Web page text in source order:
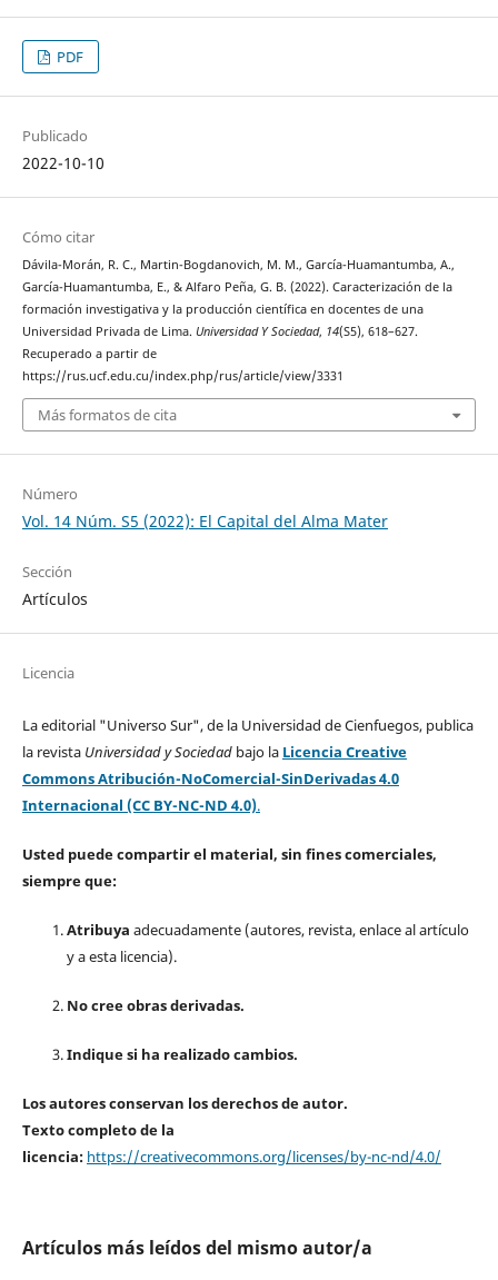
PDF
Publicado
2022-10-10
Cómo citar
Dávila-Morán, R. C., Martin-Bogdanovich, M. M., García-Huamantumba, A.,
García-Huamantumba, E., & Alfaro Peña, G. B. (2022). Caracterización de la
formación investigativa y la producción científica en docentes de una
Universidad Privada de Lima. Universidad Y Sociedad, 14(S5), 618–627.
Recuperado a partir de
https://rus.ucf.edu.cu/index.php/rus/article/view/3331
Más formatos de cita
Número
Vol. 14 Núm. S5 (2022): El Capital del Alma Mater
Sección
Artículos
Licencia
La editorial "Universo Sur", de la Universidad de Cienfuegos, publica
la revista Universidad y Sociedad bajo la Licencia Creative
Commons Atribución-NoComercial-SinDerivadas 4.0
Internacional (CC BY-NC-ND 4.0).
Usted puede compartir el material, sin fines comerciales,
siempre que:
Atribuya adecuadamente (autores, revista, enlace al artículo
y a esta licencia).
No cree obras derivadas.
Indique si ha realizado cambios.
Los autores conservan los derechos de autor.
Texto completo de la
licencia: https://creativecommons.org/licenses/by-nc-nd/4.0/
Artículos más leídos del mismo autor/a